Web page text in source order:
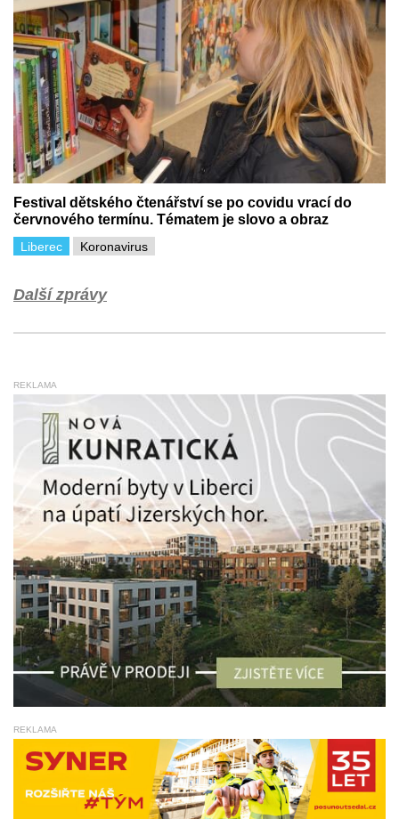
Festival dětského čtenářství se po covidu vrací do
červnového termínu. Tématem je slovo a obraz
Koronavirus
Liberec
Další zprávy
REKLAMA
REKLAMA